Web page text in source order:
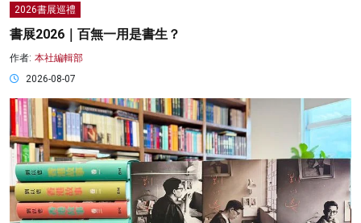
2026書展巡禮
書展2026｜百無一用是書生？
作者: 本社編輯部
2026-08-07